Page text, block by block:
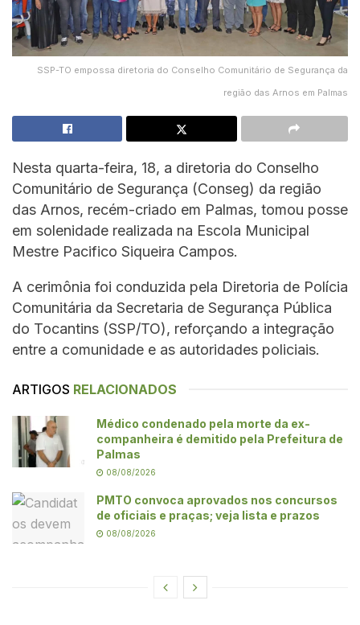
SSP-TO empossa diretoria do Conselho Comunitário de Segurança da
região das Arnos em Palmas
Nesta quarta-feira, 18, a diretoria do Conselho
Comunitário de Segurança (Conseg) da região
das Arnos, recém-criado em Palmas, tomou posse
em solenidade realizada na Escola Municipal
Mestre Pacifico Siqueira Campos.
A cerimônia foi conduzida pela Diretoria de Polícia
Comunitária da Secretaria de Segurança Pública
do Tocantins (SSP/TO), reforçando a integração
entre a comunidade e as autoridades policiais.
ARTIGOS RELACIONADOS
Médico condenado pela morte da ex-
companheira é demitido pela Prefeitura de
Palmas
08/08/2026
PMTO convoca aprovados nos concursos
de oficiais e praças; veja lista e prazos
08/08/2026